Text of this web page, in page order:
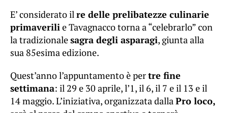
E’ considerato ilre delle prelibatezze culinarie
primaverilie Tavagnacco torna a “celebrarlo” con
la tradizionalesagra degli asparagi, giunta alla
sua 85esima edizione.
Quest’anno l’appuntamento è pertre fine
settimana: il 29 e 30 aprile, l’1, il 6, il 7 e il 13 e il
14 maggio. L’iniziativa, organizzata dallaPro loco,